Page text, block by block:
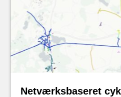
Netværksbaseret